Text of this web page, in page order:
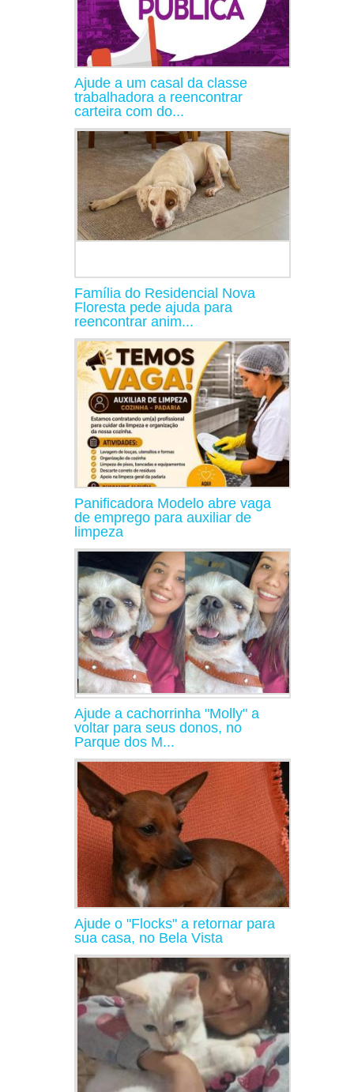
Ajude a um casal da classe
trabalhadora a reencontrar
carteira com do...
Família do Residencial Nova
Floresta pede ajuda para
reencontrar anim...
Panificadora Modelo abre vaga
de emprego para auxiliar de
limpeza
Ajude a cachorrinha "Molly" a
voltar para seus donos, no
Parque dos M...
Ajude o "Flocks" a retornar para
sua casa, no Bela Vista